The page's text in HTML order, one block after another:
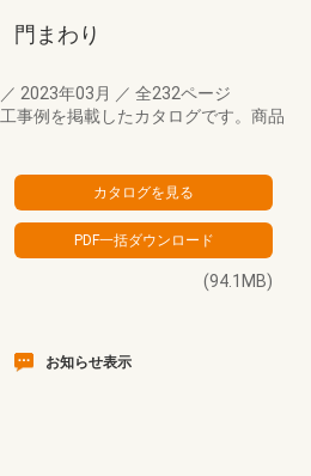
門まわり
／ 2023年03月 ／ 全232ページ
事例を掲載したカタログです。商品
(94.1MB)
お知らせ表示